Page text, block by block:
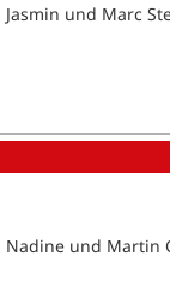
und Marc
Nadine und Martin